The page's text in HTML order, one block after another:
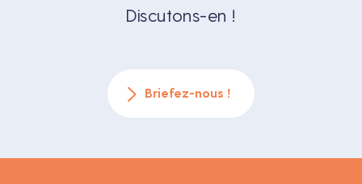
Discutons-en !
Briefez-nous !